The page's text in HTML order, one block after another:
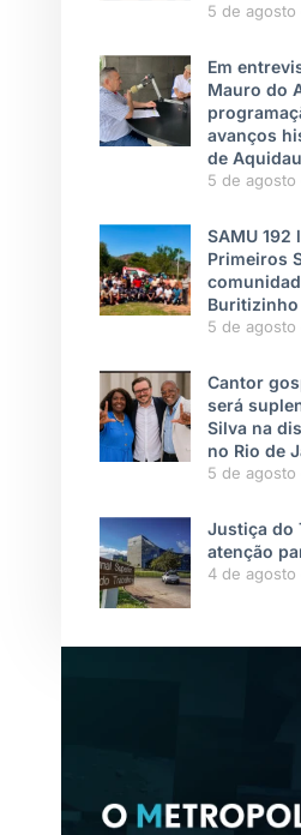
5 de agosto
Em
Mauro do
avanços
de
5 de agosto
SAMU 192
Primeiros
Buritizinho
5 de agosto
Cantor
será
Silva na
no Rio de
5 de agosto
Justiça do
atenção
4 de agosto